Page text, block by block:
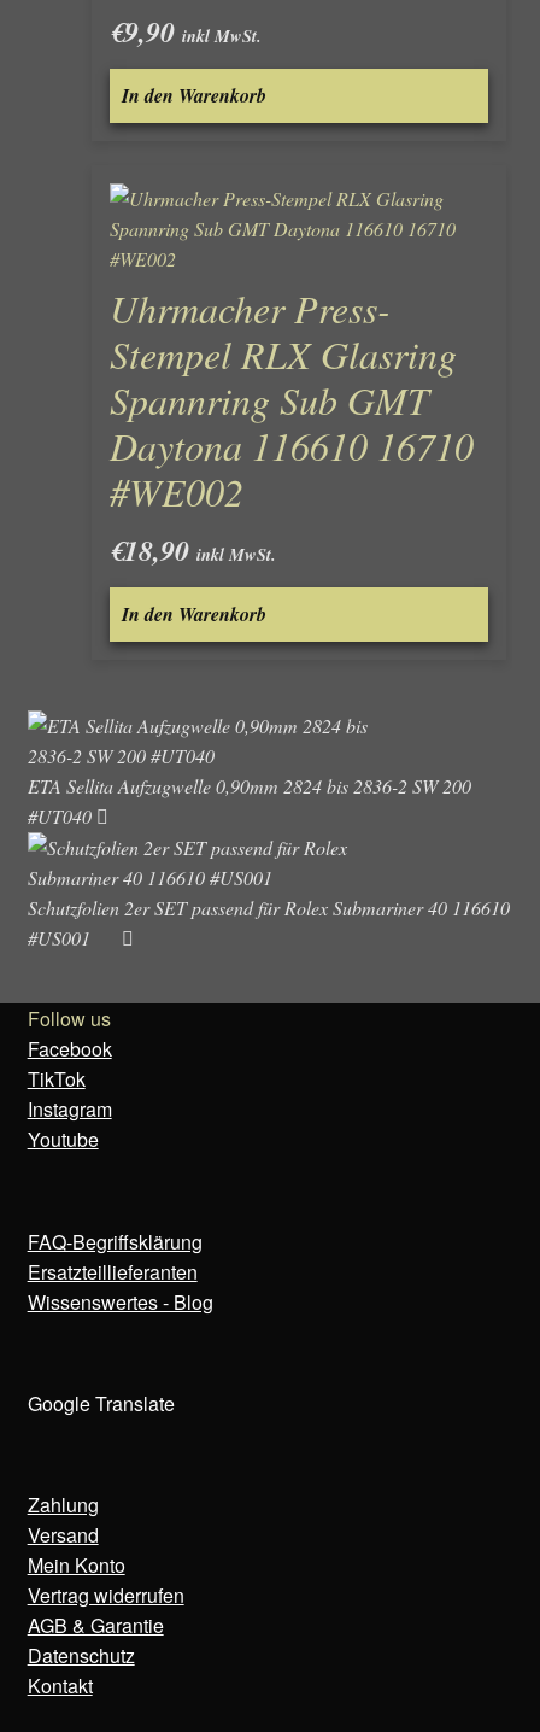
€9,90 inkl MwSt.
In den Warenkorb
Uhrmacher Press-
Stempel RLX Glasring
Spannring Sub GMT
Daytona 116610 16710
#WE002
€18,90 inkl MwSt.
In den Warenkorb
ETA Sellita Aufzugwelle 0,90mm 2824 bis 2836-2 SW 200
#UT040
Schutzfolien 2er SET passend für Rolex Submariner 40 116610
#US001
Follow us
Facebook
TikTok
Instagram
Youtube
FAQ-Begriffsklärung
Ersatzteillieferanten
Wissenswertes - Blog
Google Translate
Zahlung
Versand
Mein Konto
Vertrag widerrufen
AGB & Garantie
Datenschutz
Kontakt